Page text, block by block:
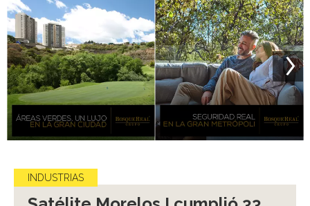
INDUSTRIAS